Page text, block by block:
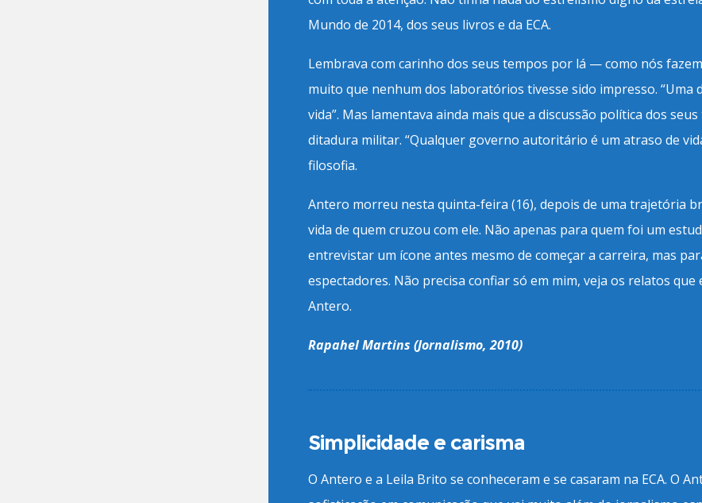
Mundo de 2014, dos seus livros e da ECA.
Lembrava com carinho dos seus tempos por lá — como nós
muito que nenhum dos laboratórios tivesse sido impresso. “Uma
vida”. Mas lamentava ainda mais que a discussão política dos
ditadura militar. “Qualquer governo autoritário é um atraso de
filosofia.
Antero morreu nesta quinta-feira (16), depois de uma trajetória
vida de quem cruzou com ele. Não apenas para quem foi um
entrevistar um ícone antes mesmo de começar a carreira, mas
espectadores. Não precisa confiar só em mim, veja os relatos que
Antero.
Rapahel Martins (Jornalismo, 2010)
Simplicidade e carisma
O Antero e a Leila Brito se conheceram e se casaram na ECA. O